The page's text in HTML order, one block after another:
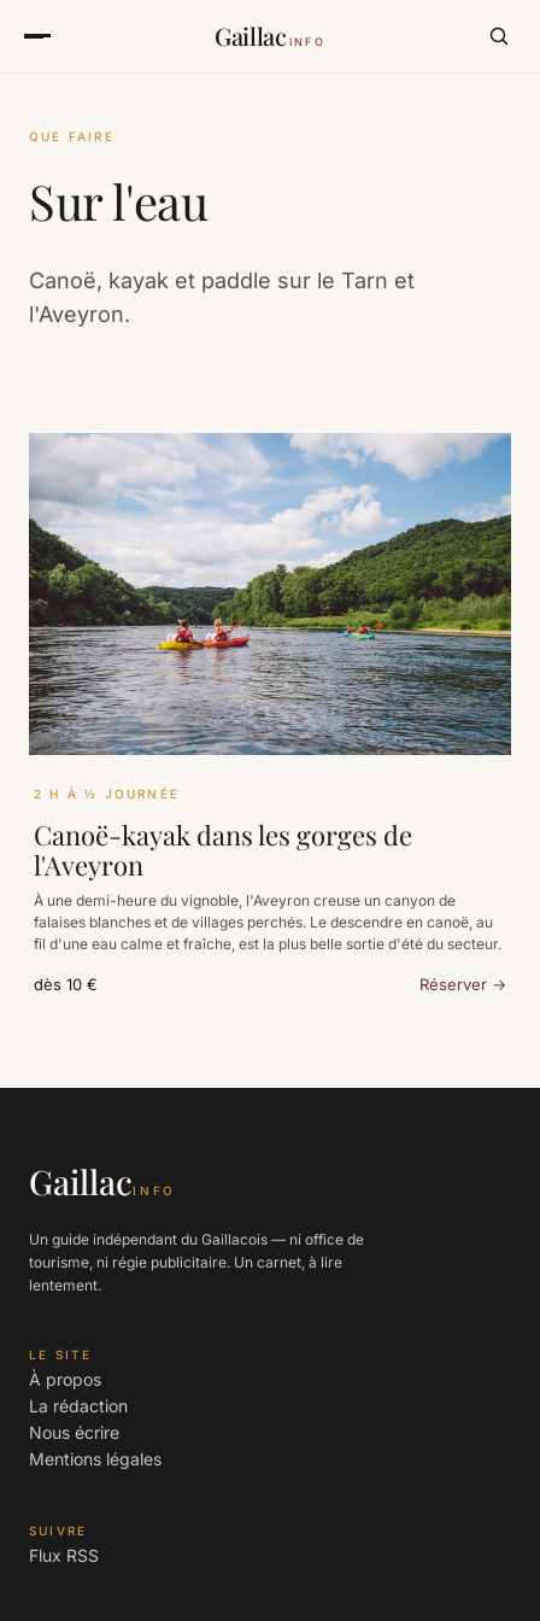
Gaillac INFO
QUE FAIRE
Sur l'eau
Canoë, kayak et paddle sur le Tarn et
l'Aveyron.
2 H À ½ JOURNÉE
Canoë-kayak dans les gorges de
l'Aveyron
À une demi-heure du vignoble, l'Aveyron creuse un canyon de
falaises blanches et de villages perchés. Le descendre en canoë, au
fil d'une eau calme et fraîche, est la plus belle sortie d'été du secteur.
dès 10 € Réserver →
GaillacINFO
Un guide indépendant du Gaillacois — ni office de
tourisme, ni régie publicitaire. Un carnet, à lire
lentement.
LE SITE
À propos
La rédaction
Nous écrire
Mentions légales
SUIVRE
Flux RSS